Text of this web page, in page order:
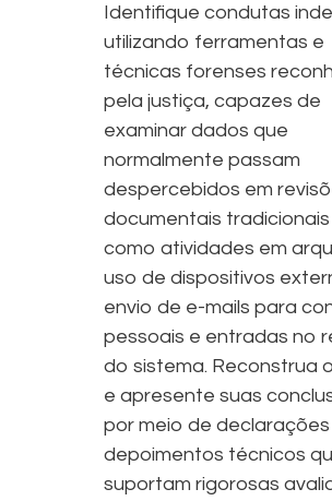
Identifique condutas
utilizando ferramentas e
técnicas forenses
pela justiça, capazes de
examinar dados que
normalmente passam
despercebidos em
documentais
como atividades em
uso de dispositivos
envio de e-mails para
pessoais e entradas no
do sistema. Reconstrua
e apresente suas
por meio de declarações
depoimentos técnicos
suportam rigorosas